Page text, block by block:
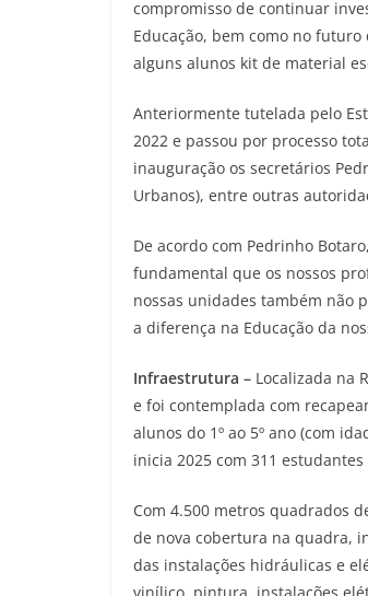
compromisso de continuar
Educação, bem como no
alguns alunos kit de material
Anteriormente tutelada pelo
2022 e passou por processo
inauguração os secretários
Urbanos), entre outras
De acordo com Pedrinho
fundamental que os nossos
nossas unidades também não
a diferença na Educação da
Infraestrutura – Localizada na
e foi contemplada com
alunos do 1º ao 5º ano (com
inicia 2025 com 311
Com 4.500 metros quadrados
de nova cobertura na quadra,
das instalações hidráulicas e